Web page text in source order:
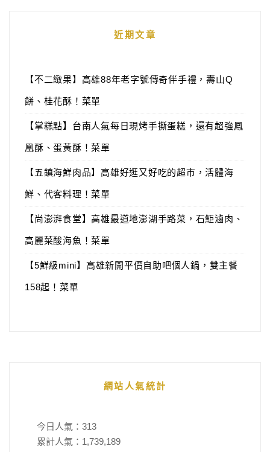
近期文章
【不二緻果】高雄88年老字號傳奇伴手禮，壽山Q
餅、桂花酥！菜單
【掌糕點】台南人氣每日現烤手撕蛋糕，還有超強鳳
凰酥、蛋黃酥！菜單
【五鎮海鮮肉品】高雄好逛又好吃的超市，活體海
鮮、代客料理！菜單
【尚澎湃食堂】高雄最道地澎湖手路菜，石鮔滷肉、
高麗菜酸海魚！菜單
【5鮮級mini】高雄新開平價自助吧個人鍋，雙主餐
158起！菜單
網站人氣統計
今日人氣： 313
累計人氣： 1,739,189